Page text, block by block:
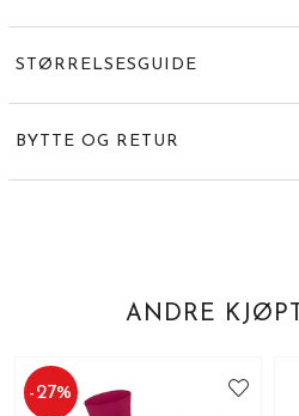
STØRRELSESGUIDE
BYTTE OG RETUR
ANDRE
-27%